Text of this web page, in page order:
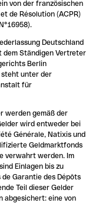
von der französischen
de Résolution (ACPR)
Deutschland
dem Ständigen Vertreter
Berlin
steht unter der
für
werden gemäß der
wird entweder bei
Générale, Natixis und
Geldmarktfonds
verwahrt werden. Im
Einlagen bis zu
de Garantie des Dépôts
Teil dieser Gelder
abgesichert: eine von